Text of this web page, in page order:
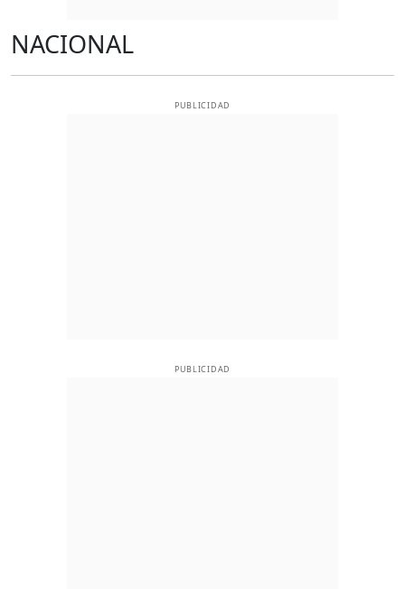
NACIONAL
PUBLICIDAD
PUBLICIDAD